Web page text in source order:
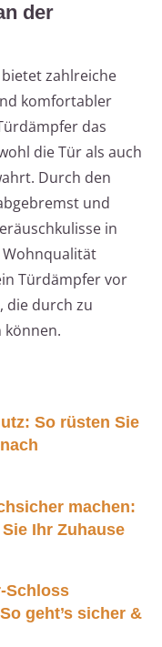
der
zahlreiche
komfortabler
das
die Tür als auch
Durch den
und
in
Türdämpfer vor
die durch zu
können.
So rüsten Sie
machen:
Ihr Zuhause
Schloss
geht’s sicher &